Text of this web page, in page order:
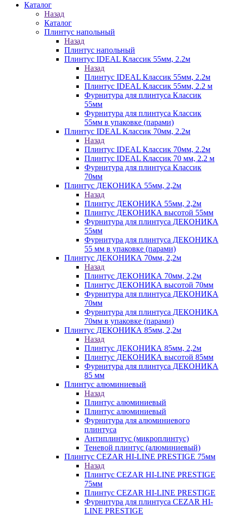
Каталог
Назад
Каталог
Плинтус напольный
Назад
Плинтус напольный
Плинтус IDEAL Классик 55мм, 2.2м
Назад
Плинтус IDEAL Классик 55мм, 2.2м
Плинтус IDEAL Классик 55мм, 2.2 м
Фурнитура для плинтуса Классик
55мм
Фурнитура для плинтуса Классик
55мм в упаковке (парами)
Плинтус IDEAL Классик 70мм, 2.2м
Назад
Плинтус IDEAL Классик 70мм, 2.2м
Плинтус IDEAL Классик 70 мм, 2.2 м
Фурнитура для плинтуса Классик
70мм
Плинтус ДЕКОНИКА 55мм, 2,2м
Назад
Плинтус ДЕКОНИКА 55мм, 2,2м
Плинтус ДЕКОНИКА высотой 55мм
Фурнитура для плинтуса ДЕКОНИКА
55мм
Фурнитура для плинтуса ДЕКОНИКА
55 мм в упаковке (парами)
Плинтус ДЕКОНИКА 70мм, 2,2м
Назад
Плинтус ДЕКОНИКА 70мм, 2,2м
Плинтус ДЕКОНИКА высотой 70мм
Фурнитура для плинтуса ДЕКОНИКА
70мм
Фурнитура для плинтуса ДЕКОНИКА
70мм в упаковке (парами)
Плинтус ДЕКОНИКА 85мм, 2,2м
Назад
Плинтус ДЕКОНИКА 85мм, 2,2м
Плинтус ДЕКОНИКА высотой 85мм
Фурнитура для плинтуса ДЕКОНИКА
85 мм
Плинтус алюминиевый
Назад
Плинтус алюминиевый
Плинтус алюминиевый
Фурнитура для алюминиевого
плинтуса
Антиплинтус (микроплинтус)
Теневой плинтус (алюминиевый)
Плинтус CEZAR HI-LINE PRESTIGE 75мм
Назад
Плинтус CEZAR HI-LINE PRESTIGE
75мм
Плинтус CEZAR HI-LINE PRESTIGE
Фурнитура для плинтуса CEZAR HI-
LINE PRESTIGE